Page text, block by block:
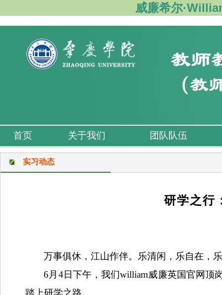
威廉希尔
首页 关于我们 团队队伍
实习动态
研学之行
万事俱休，江山作伴。乐清闲，乐自在，
6 月 4日下午，我们william威廉英国官网顶
踏上研学之路。